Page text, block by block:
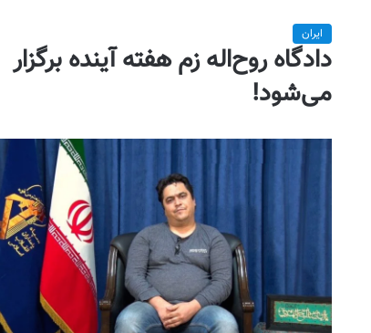
ایران
دادگاه روح‌اله زم هفته آینده برگزار
می‌شود!